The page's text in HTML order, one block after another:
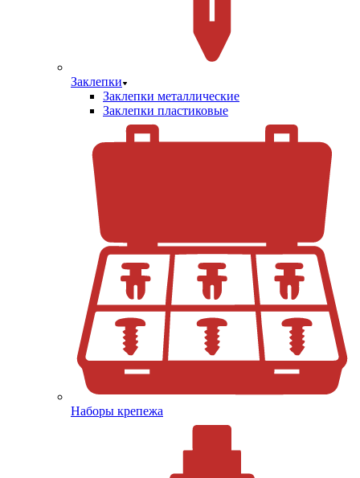
Заклепки
Заклепки металлические
Заклепки пластиковые
Наборы крепежа